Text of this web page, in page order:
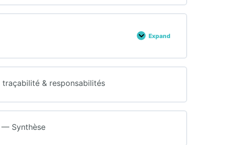
Expand
chapitre
traçabilité & responsabilités
— Synthèse